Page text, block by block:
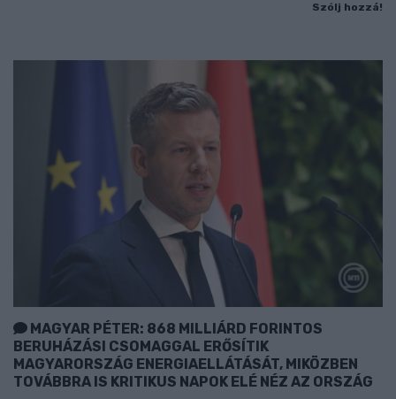
Szólj hozzá!
MAGYAR PÉTER: 868 MILLIÁRD FORINTOS
BERUHÁZÁSI CSOMAGGAL ERŐSÍTIK
MAGYARORSZÁG ENERGIAELLÁTÁSÁT, MIKÖZBEN
TOVÁBBRA IS KRITIKUS NAPOK ELÉ NÉZ AZ ORSZÁG